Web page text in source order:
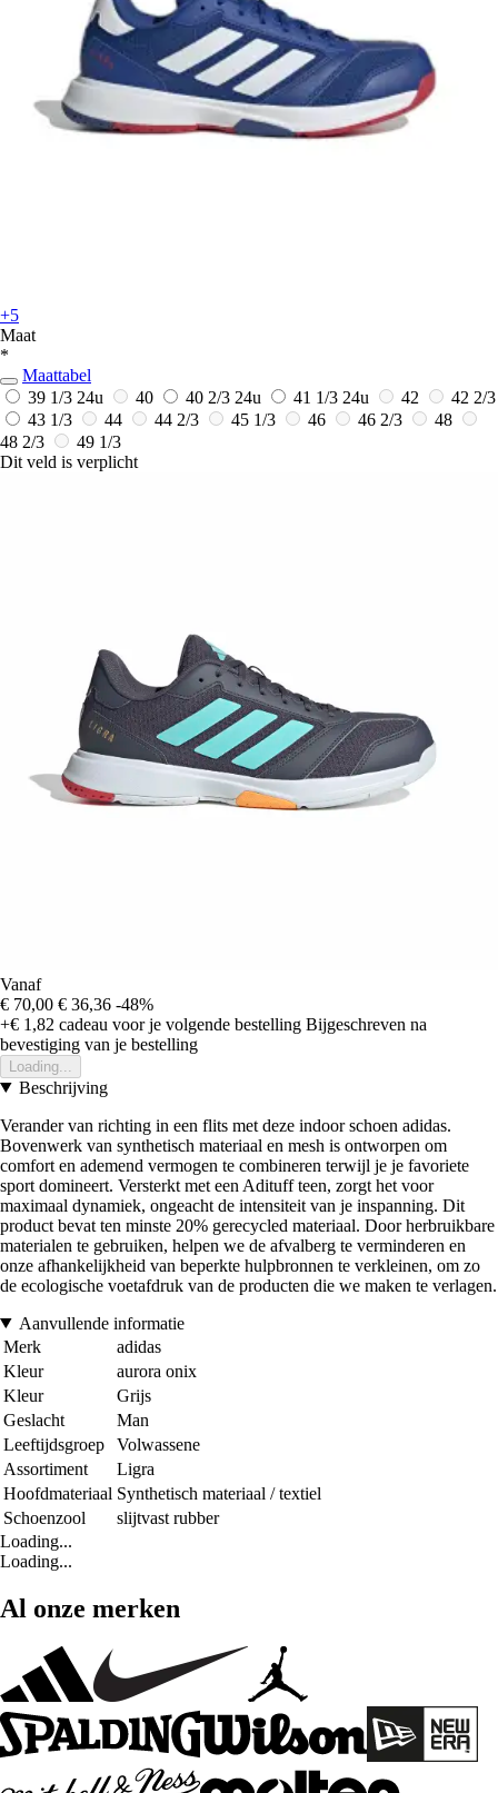
+5
Maat
*
Maattabel
39 1/3 24u 40 40 2/3 24u 41 1/3 24u 42
42 2/3
43 1/3
44 44 2/3 45 1/3 46 46 2/3
48
48 2/3
49 1/3
Dit veld is verplicht
Vanaf
€ 70,00 € 36,36 -48%
+€ 1,82 cadeau voor je volgende bestelling Bijgeschreven na
bevestiging van je bestelling
Loading...
Beschrijving
Verander van richting in een flits met deze indoor schoen adidas.
Bovenwerk van synthetisch materiaal en mesh is ontworpen om
comfort en ademend vermogen te combineren terwijl je je favoriete
sport domineert. Versterkt met een Adituff teen, zorgt het voor
maximaal dynamiek, ongeacht de intensiteit van je inspanning. Dit
product bevat ten minste 20% gerecycled materiaal. Door herbruikbare
materialen te gebruiken, helpen we de afvalberg te verminderen en
onze afhankelijkheid van beperkte hulpbronnen te verkleinen, om zo
de ecologische voetafdruk van de producten die we maken te verlagen.
Aanvullende informatie
Merk
adidas
Kleur
aurora onix
Kleur
Grijs
Geslacht
Man
Leeftijdsgroep
Volwassene
Assortiment
Ligra
Hoofdmateriaal Synthetisch materiaal / textiel
Schoenzool
slijtvast rubber
Loading...
Loading...
Al onze merken